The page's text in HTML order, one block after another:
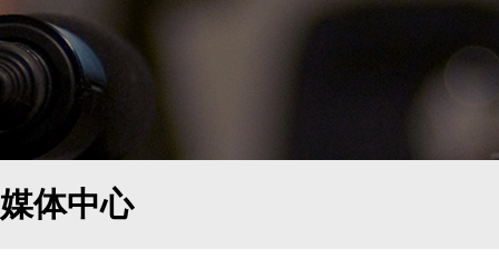
媒体中心